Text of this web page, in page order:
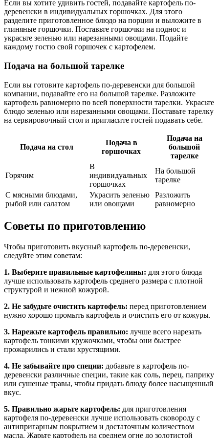
Если вы хотите удивить гостей, подавайте картофель по-
деревенски в индивидуальных горшочках. Для этого
разделите приготовленное блюдо на порции и выложите в
глиняные горшочки. Поставьте горшочки на поднос и
украсьте зеленью или нарезанными овощами. Подайте
каждому гостю свой горшочек с картофелем.
Подача на большой тарелке
Если вы готовите картофель по-деревенски для большой
компании, подавайте его на большой тарелке. Разложите
картофель равномерно по всей поверхности тарелки. Украсьте
блюдо зеленью или нарезанными овощами. Поставьте тарелку
на сервировочный стол и пригласите гостей подавать себе.
Подача на стол
Подача в
горшочках
Подача на
большой
тарелке
Горячим
В
индивидуальных
горшочках
На большой
тарелке
С мясными блюдами,
рыбой или салатом
Украсить зеленью
или овощами
Разложить
равномерно
Советы по приготовлению
Чтобы приготовить вкусный картофель по-деревенски,
следуйте этим советам:
1. Выберите правильные картофелины: для этого блюда
лучше использовать картофель среднего размера с плотной
структурой и нежной кожурой.
2. Не забудьте очистить картофель: перед приготовлением
нужно хорошо промыть картофель и очистить его от кожуры.
3. Нарежьте картофель правильно: лучше всего нарезать
картофель тонкими кружочками, чтобы они быстрее
прожарились и стали хрустящими.
4. Не забывайте про специи: добавьте в картофель по-
деревенски различные специи, такие как соль, перец, паприку
или сушеные травы, чтобы придать блюду более насыщенный
вкус.
5. Правильно жарьте картофель: для приготовления
картофеля по-деревенски лучше использовать сковороду с
антипригарным покрытием и достаточным количеством
масла. Жарьте картофель на среднем огне до золотистой